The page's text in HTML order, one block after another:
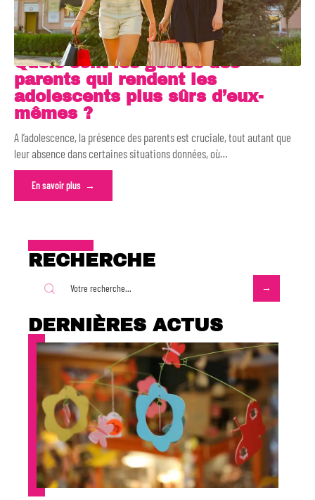
Quels sont les gestes des
parents qui rendent les
adolescents plus sûrs d’eux-
mêmes ?
A l’adolescence, la présence des parents est cruciale, tout autant que
leur absence dans certaines situations données, où…
En savoir plus
RECHERCHE
DERNIÈRES ACTUS